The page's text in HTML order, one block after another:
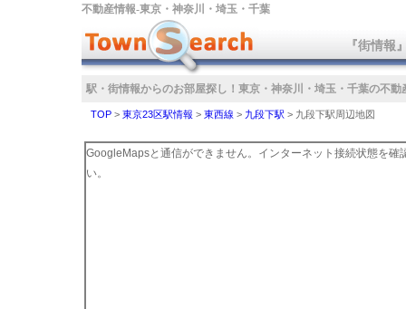
不動産情報‐東京・神奈川・埼玉・千葉
『街情報
駅・街情報からのお部屋探し！ 東京・神奈川・埼玉・千葉の不動
TOP > 東京23区駅情報 > 東西線 > 九段下駅 > 九段下駅周辺地図
GoogleMapsと通信ができません。インターネット接続状態を確
い。